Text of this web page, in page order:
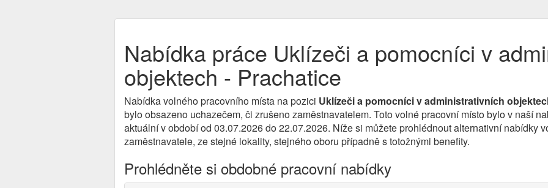
Nabídka práce Uklízeči a pomocníci v
objektech - Prachatice
Nabídka volného pracovního místa na pozici Uklízeči a pomocníci v administrativních
bylo obsazeno uchazečem, či zrušeno zaměstnavatelem. Toto volné pracovní místo bylo v naší
aktuální v období od 03.07.2026 do 22.07.2026. Níže si můžete prohlédnout alternativní nabídky
zaměstnavatele, ze stejné lokality, stejného oboru případně s totožnými benefity.
Prohlédněte si obdobné pracovní nabídky